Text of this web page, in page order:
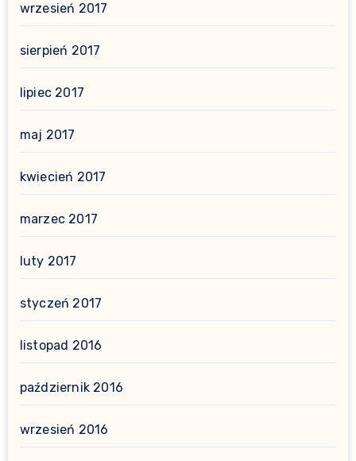
wrzesień 2017
sierpień 2017
lipiec 2017
maj 2017
kwiecień 2017
marzec 2017
luty 2017
styczeń 2017
listopad 2016
październik 2016
wrzesień 2016